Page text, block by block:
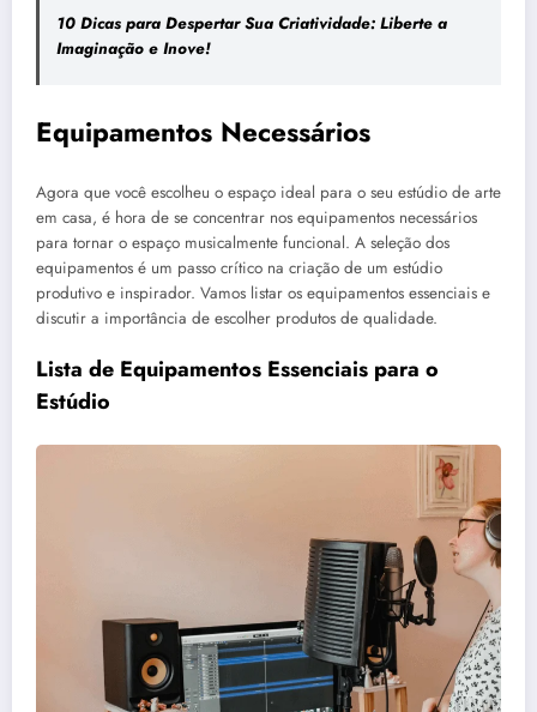
10 Dicas para Despertar Sua Criatividade: Liberte a
Imaginação e Inove!
Equipamentos Necessários
Agora que você escolheu o espaço ideal para o seu estúdio de arte
em casa, é hora de se concentrar nos equipamentos necessários
para tornar o espaço musicalmente funcional. A seleção dos
equipamentos é um passo crítico na criação de um estúdio
produtivo e inspirador. Vamos listar os equipamentos essenciais e
discutir a importância de escolher produtos de qualidade.
Lista de Equipamentos Essenciais para o
Estúdio